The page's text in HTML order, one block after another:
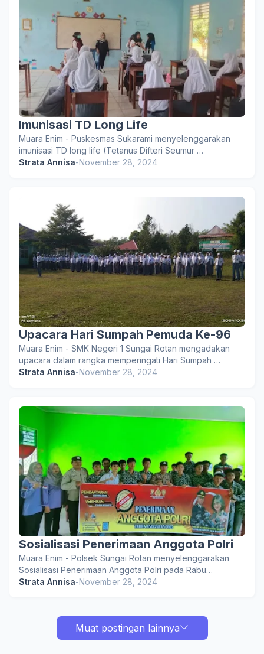
Imunisasi TD Long Life
Muara Enim - Puskesmas Sukarami menyelenggarakan
imunisasi TD long life (Tetanus Difteri Seumur …
Strata Annisa-November 28, 2024
Upacara Hari Sumpah Pemuda Ke-96
Muara Enim - SMK Negeri 1 Sungai Rotan mengadakan
upacara dalam rangka memperingati Hari Sumpah …
Strata Annisa-November 28, 2024
Sosialisasi Penerimaan Anggota Polri
Muara Enim - Polsek Sungai Rotan menyelenggarakan
Sosialisasi Penerimaan Anggota Polri pada Rabu…
Strata Annisa-November 28, 2024
Muat postingan lainnya